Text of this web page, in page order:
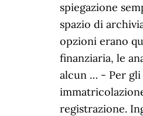
spiegazione
spazio di
opzioni erano
finanziaria, le
alcun … - Per gli
registrazione.